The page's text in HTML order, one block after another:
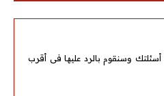
وسنقوم بالرد عليها فى أقرب